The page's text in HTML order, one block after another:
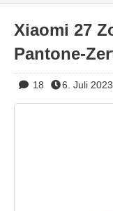
Xiaomi 27
Pantone-
18 6. Juli 2023